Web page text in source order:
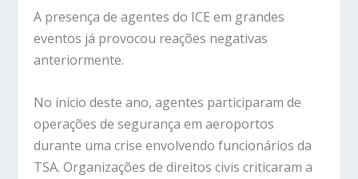
A presença de agentes do ICE em grandes
eventos já provocou reações negativas
anteriormente.
No início deste ano, agentes participaram de
operações de segurança em aeroportos
durante uma crise envolvendo funcionários da
TSA. Organizações de direitos civis criticaram a